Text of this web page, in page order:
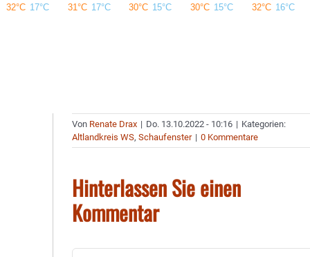
Von Renate Drax | Do. 13.10.2022 - 10:16 | Kategorien:
Altlandkreis WS,Schaufenster | 0 Kommentare
Hinterlassen Sie einen
Kommentar